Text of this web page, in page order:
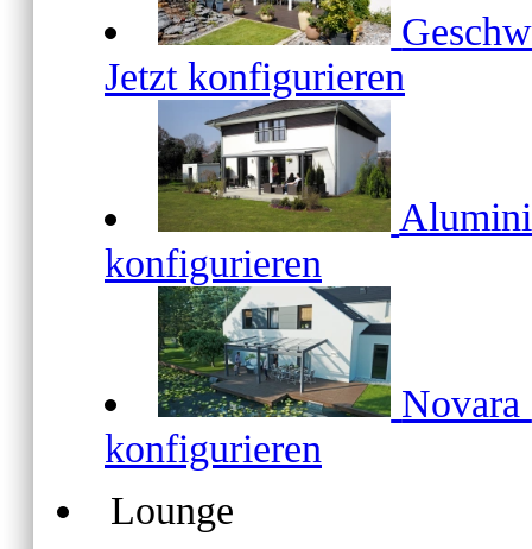
Jetzt konfigurieren
konfigurieren
Novara
konfigurieren
Lounge